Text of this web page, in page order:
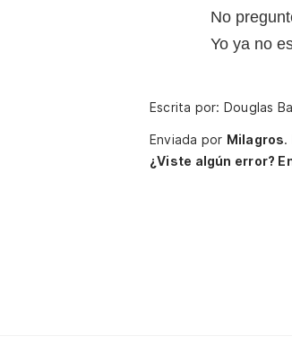
No
Yo ya no
Escrita por: Douglas
Enviada por Milagros.
¿Viste algún error?